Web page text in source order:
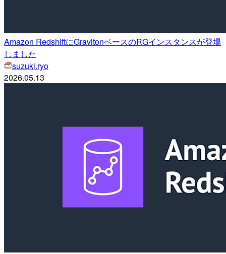
Amazon RedshiftにGravitonベースのRGインスタンスが登場
しました
suzuki.ryo
2026.05.13